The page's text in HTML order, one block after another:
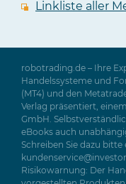
Linkliste aller
robotrading.de – Ihre
Handelssysteme und
(MT4) und den
Verlag präsentiert,
GmbH.
eBooks auch
Schreiben Sie dazu bitte
Risikowarnung: Der